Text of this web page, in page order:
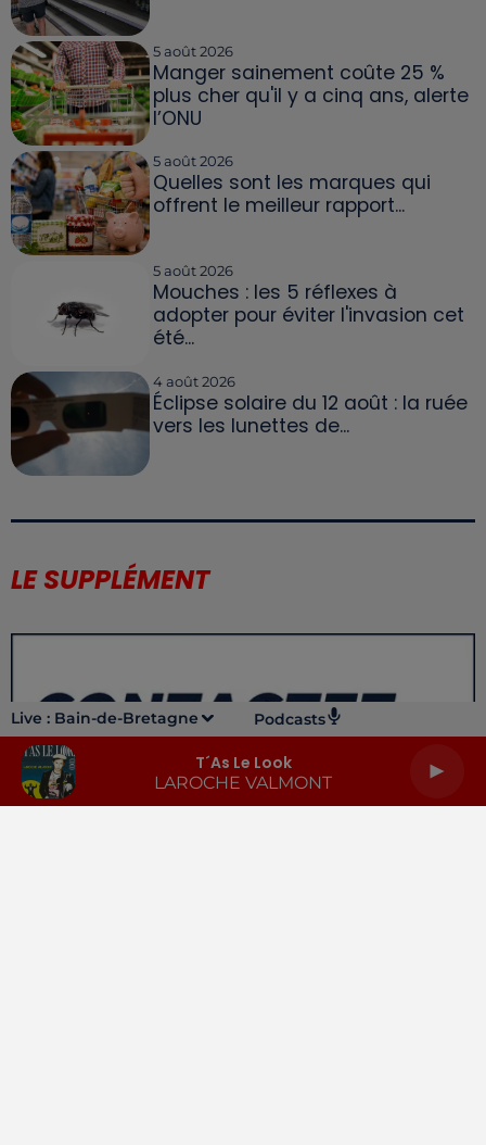
Live : Bain-de-Bretagne Podcasts
T´as Le Look
LAROCHE VALMONT
5 août 2026
Manger sainement coûte 25 %
plus cher qu'il y a cinq ans, alerte
l’ONU
5 août 2026
Quelles sont les marques qui
offrent le meilleur rapport...
5 août 2026
Mouches : les 5 réflexes à
adopter pour éviter l'invasion cet
été...
4 août 2026
Éclipse solaire du 12 août : la ruée
vers les lunettes de...
LE SUPPLÉMENT